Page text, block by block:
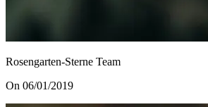
Rosengarten-Sterne Team
On 06/01/2019